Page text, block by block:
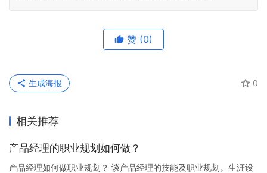
赞 (0)
0
生成海报
相关推荐
产品经理的职业规划如何做？
产品经理如何做职业规划？ 谈产品经理的技能及职业规划。生涯设